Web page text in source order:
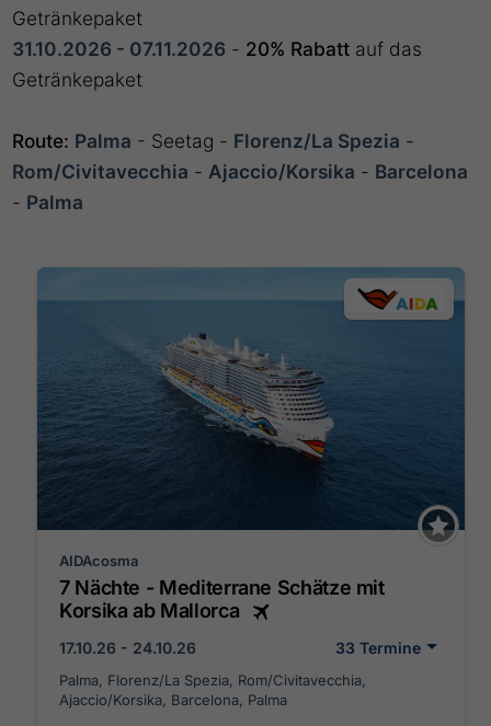
Getränkepaket
31.10.2026 - 07.11.2026 - 20% Rabatt auf das
Getränkepaket
Route: Palma - Seetag - Florenz/La Spezia -
Rom/Civitavecchia - Ajaccio/Korsika - Barcelona
- Palma
AIDAcosma
7 Nächte - Mediterrane Schätze mit
Korsika ab Mallorca
17.10.26 - 24.10.26 33 Termine
Palma, Florenz/La Spezia, Rom/Civitavecchia,
Ajaccio/Korsika, Barcelona, Palma